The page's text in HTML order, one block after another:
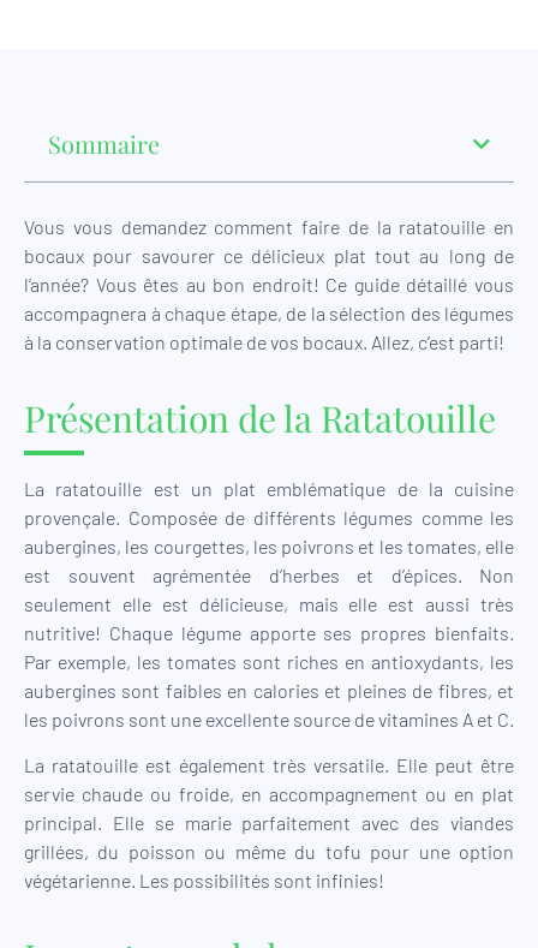
Sommaire
Vous vous demandez comment faire de la ratatouille en
bocaux pour savourer ce délicieux plat tout au long de
l’année? Vous êtes au bon endroit! Ce guide détaillé vous
accompagnera à chaque étape, de la sélection des légumes
à la conservation optimale de vos bocaux. Allez, c’est parti!
Présentation de la Ratatouille
La ratatouille est un plat emblématique de la cuisine
provençale. Composée de différents légumes comme les
aubergines, les courgettes, les poivrons et les tomates, elle
est souvent agrémentée d’herbes et d’épices. Non
seulement elle est délicieuse, mais elle est aussi très
nutritive! Chaque légume apporte ses propres bienfaits.
Par exemple, les tomates sont riches en antioxydants, les
aubergines sont faibles en calories et pleines de fibres, et
les poivrons sont une excellente source de vitamines A et C.
La ratatouille est également très versatile. Elle peut être
servie chaude ou froide, en accompagnement ou en plat
principal. Elle se marie parfaitement avec des viandes
grillées, du poisson ou même du tofu pour une option
végétarienne. Les possibilités sont infinies!